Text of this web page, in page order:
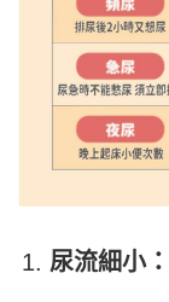
尿流細小：